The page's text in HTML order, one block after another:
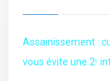
Assainissement :
vous évite une 2ᵉ